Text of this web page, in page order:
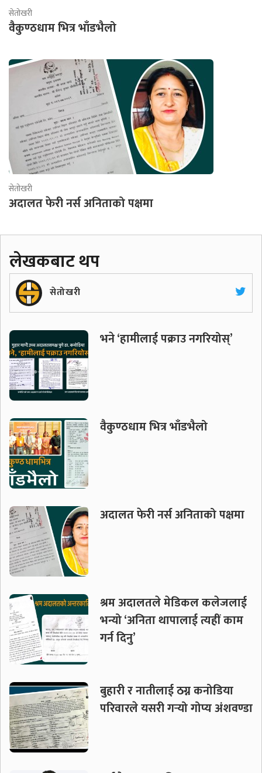
सेतोखरी
वैकुण्ठधाम भित्र भाँडभैलो
सेतोखरी
अदालत फेरी नर्स अनिताको पक्षमा
लेखकबाट थप
सेतोखरी
भने ‘हामीलाई पक्राउ नगरियोस्’
वैकुण्ठधाम भित्र भाँडभैलो
अदालत फेरी नर्स अनिताको पक्षमा
श्रम अदालतले मेडिकल कलेजलाई
भन्यो ‘अनिता थापालाई त्यहीं काम
गर्न दिनु’
बुहारी र नातीलाई ठग्न कनोडिया
परिवारले यसरी गर्‍यो गोप्य अंशवण्डा